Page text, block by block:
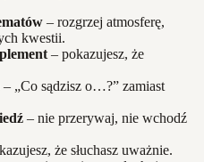
– rozgrzej atmosferę,
kwestii.
– pokazujesz, że
– „Co sądzisz o…?” zamiast
– nie przerywaj, nie wchodź
że słuchasz uważnie.